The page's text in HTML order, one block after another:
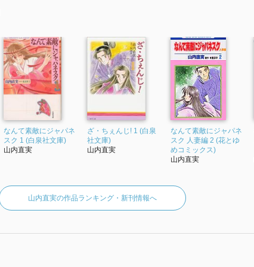
なんて素敵にジャパネ
スク 1 (白泉社文庫)
山内直実
ざ・ちぇんじ! 1 (白泉
社文庫)
山内直実
なんて素敵にジャパネ
スク 人妻編 2 (花とゆ
めコミックス)
山内直実
山内直実の作品ランキング・新刊情報へ